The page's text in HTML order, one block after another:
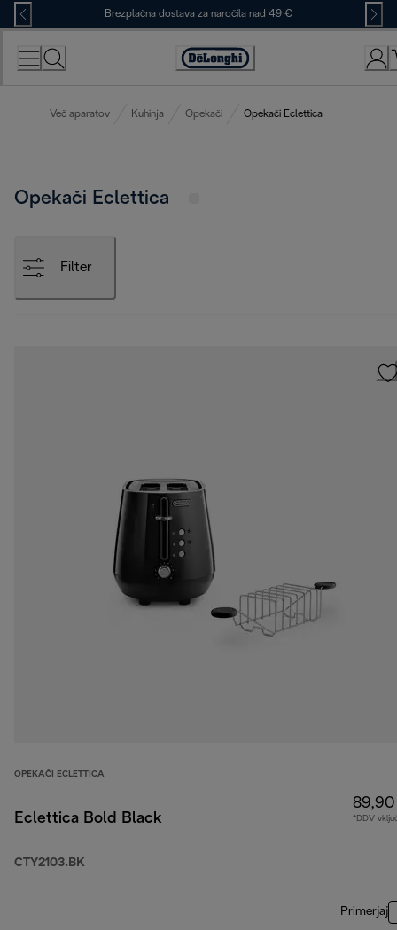
Skip
to
Content
Brezplačna dostava za naročila nad 49 €
Accessibility
Več aparatov Kuhinja Opekači Opekači Eclettica
Opekači Eclettica
Filter
OPEKAČI ECLETTICA
Eclettica Bold Black
CTY2103.BK
*DDV
Primerjaj